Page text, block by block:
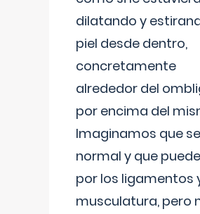
dilatando y
piel desde dentro,
concretamente
alrededor del
por encima del
Imaginamos que
normal y que
por los ligamentos
musculatura, pero